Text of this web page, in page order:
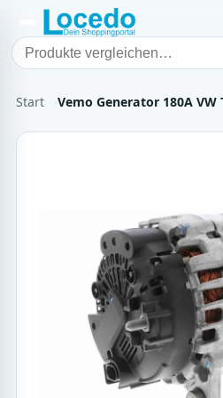
Start Vemo Generator 180A VW